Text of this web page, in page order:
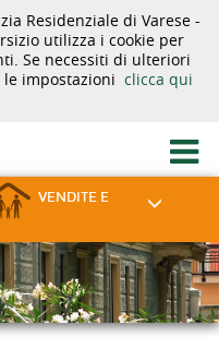
Residenziale di Varese -
utilizza i cookie per
Se necessiti di ulteriori
impostazioni clicca qui
VENDITE E